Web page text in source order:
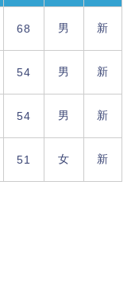
68 男 新
54 男 新
54 男 新
51 女 新